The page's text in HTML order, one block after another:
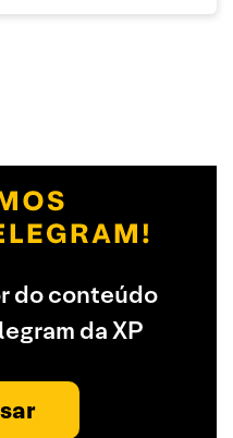
do conteúdo
da XP